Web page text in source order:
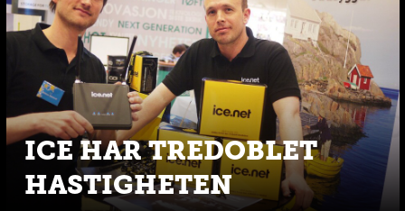
ICE HAR TREDOBLET
HASTIGHETEN